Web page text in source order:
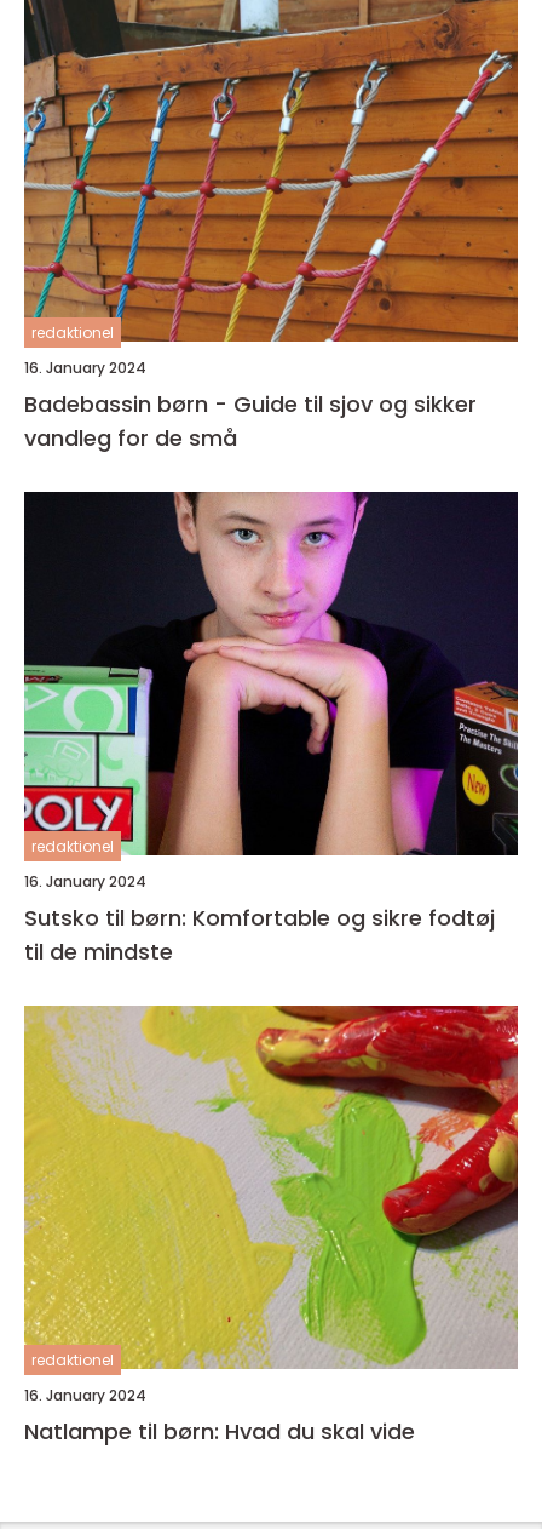
redaktionel
16. January 2024
Badebassin børn - Guide til sjov og sikker
vandleg for de små
redaktionel
16. January 2024
Sutsko til børn: Komfortable og sikre fodtøj
til de mindste
redaktionel
16. January 2024
Natlampe til børn: Hvad du skal vide